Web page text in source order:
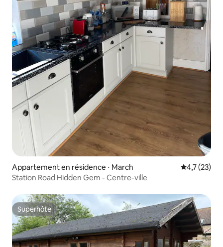
Appartement en résidence ⋅ March Évaluation
4,7 (23)
Station Road Hidden Gem - Centre-ville
Superhôte
Superhôte